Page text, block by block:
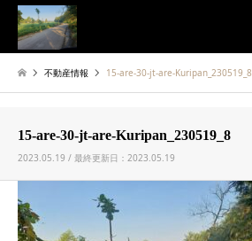
不動産情報 15-are-30-jt-are-Kuripan_230519_8
15-are-30-jt-are-Kuripan_230519_8
2023.05.19 / 最終更新日：2023.05.19